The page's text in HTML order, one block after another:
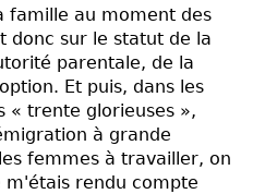
famille au moment des
donc sur le statut de la
parentale, de la
Et puis, dans les
« trente glorieuses »,
à grande
femmes à travailler, on
m'étais rendu compte